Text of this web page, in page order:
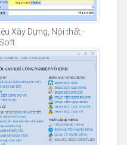
Xây Dựng, Nội thất -